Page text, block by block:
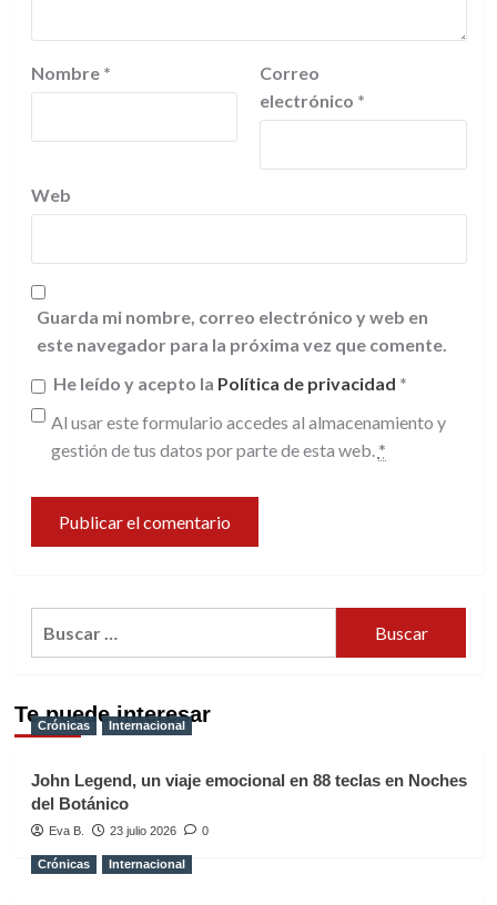
Nombre *
Correo
electrónico *
Web
Guarda mi nombre, correo electrónico y web en
este navegador para la próxima vez que comente.
He leído y acepto la Política de privacidad *
Al usar este formulario accedes al almacenamiento y
gestión de tus datos por parte de esta web. *
Te puede interesar
Crónicas Internacional
John Legend, un viaje emocional en 88 teclas en Noches
del Botánico
Eva B. 23 julio 2026 0
Crónicas Internacional